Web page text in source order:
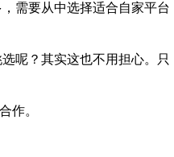
需要从中选择适合自家平台
呢？其实这也不用担心。只
作。